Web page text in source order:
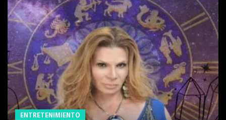
ENTRETENIMIENTO